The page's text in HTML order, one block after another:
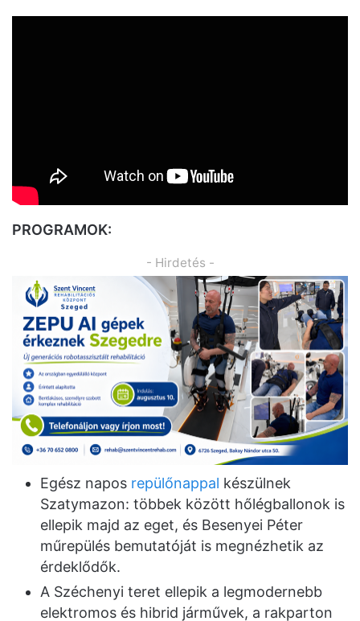
PROGRAMOK:
- Hirdetés -
Egész napos repülőnappal készülnek
Szatymazon: többek között hőlégballonok is
ellepik majd az eget, és Besenyei Péter
műrepülés bemutatóját is megnézhetik az
érdeklődők.
A Széchenyi teret ellepik a legmodernebb
elektromos és hibrid járművek, a rakparton